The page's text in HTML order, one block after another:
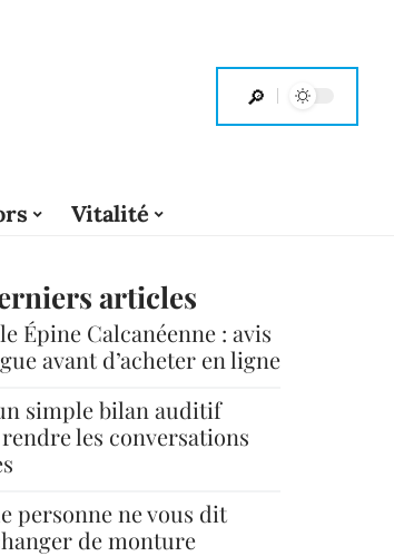
Vitalité
articles
Épine Calcanéenne : avis
avant d’acheter en ligne
simple bilan auditif
les conversations
personne ne vous dit
de monture